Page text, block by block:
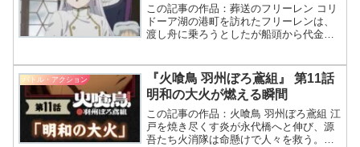
この記事の作品：葬送のフリーレン コリ
ドーア湖の港町を訪れたフリーレンは、
渡し舟に乗ろうとしたが船頭から代金不
伝』を探し出すこと――が今回の第37話
の核心となる。 フリー
バトル・アクション
『火喰鳥 羽州ぼろ鳶組』 第11話
明和の大火が燃える瞬間
この記事の作品：火喰鳥 羽州ぼろ鳶組 江
戸を焼き尽くす炎が永代橋へと伸び、源
吾たち火消隊は命懸けで人々を救う。第